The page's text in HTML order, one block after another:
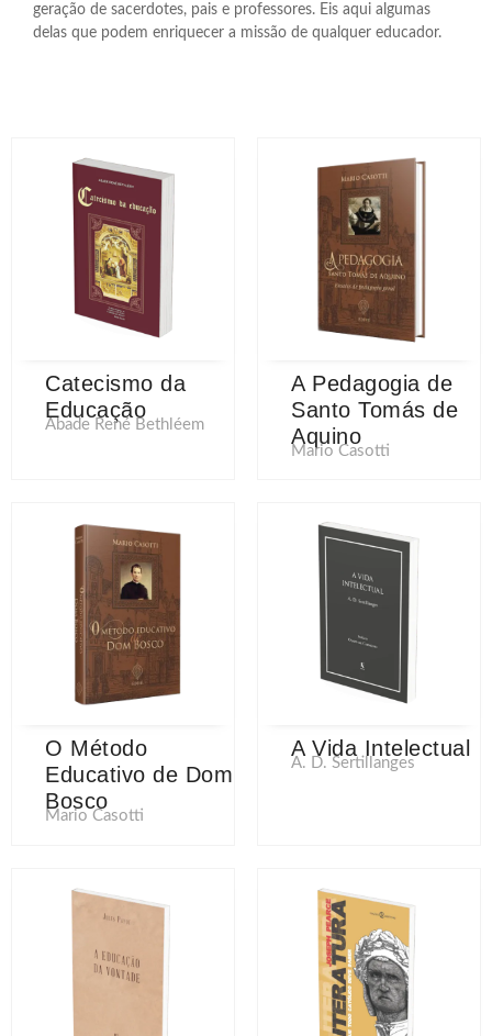
geração de sacerdotes, pais e professores. Eis aqui algumas
delas que podem enriquecer a missão de qualquer educador.
Catecismo da
Educação
Abade René Bethléem
A Pedagogia de
Santo Tomás de
Aquino
Mario Casotti
O Método
Educativo de Dom
Bosco
Mario Casotti
A Vida Intelectual
A. D. Sertillanges